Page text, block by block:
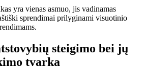
yra vienas asmuo, jis vadinamas
sprendimai prilyginami visuotinio
steigimo bei jų
tvarka